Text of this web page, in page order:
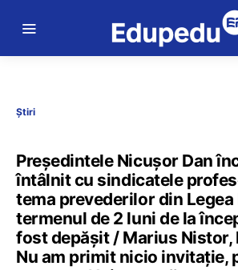
Știri
Președintele Nicușor Dan
întâlnit cu sindicatele
tema prevederilor din Legea
termenul de 2 luni de la
fost depășit / Marius Nistor,
Nu am primit nicio invitație,